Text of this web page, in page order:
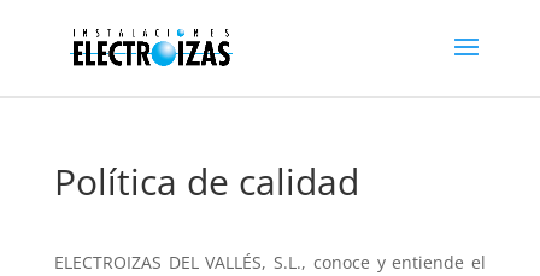
Política de calidad
ELECTROIZAS DEL VALLÉS, S.L., conoce y entiende el